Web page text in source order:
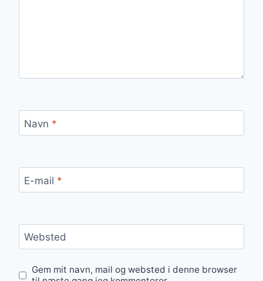
Navn *
E-mail *
Websted
Gem mit navn, mail og websted i denne browser